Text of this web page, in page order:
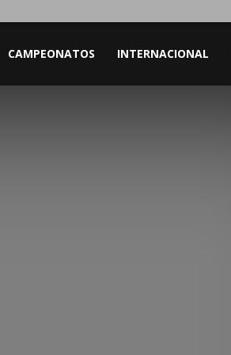
CAMPEONATOS INTERNACIONAL